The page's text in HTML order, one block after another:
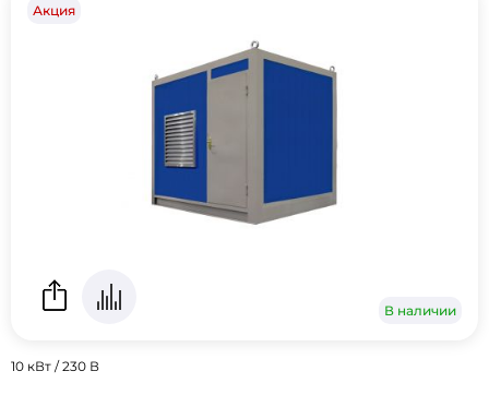
Акция
В наличии
10 кВт / 230 В